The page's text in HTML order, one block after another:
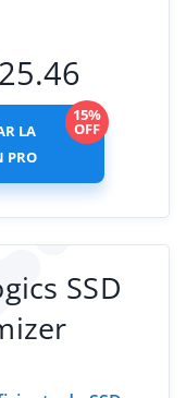
25.46
LA
PRO
15%
OFF
SSD